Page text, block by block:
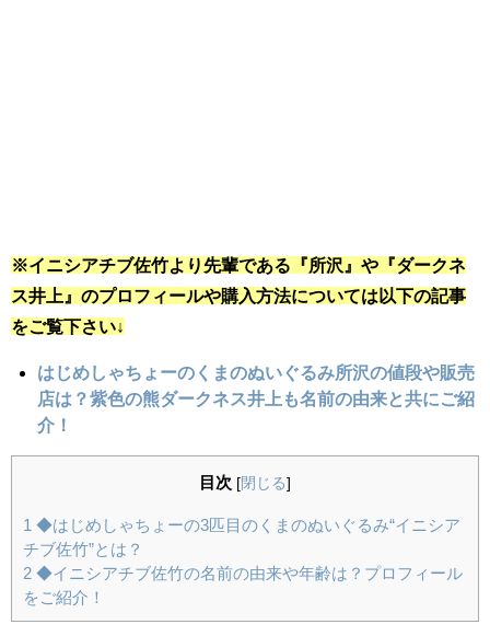
※イニシアチブ佐竹より先輩である『所沢』や『ダークネ
ス井上』のプロフィールや購入方法については以下の記事
をご覧下さい↓
はじめしゃちょーのくまのぬいぐるみ所沢の値段や販売
店は？紫色の熊ダークネス井上も名前の由来と共にご紹
介！
目次 [閉じる]
1 ◆はじめしゃちょーの3匹目のくまのぬいぐるみ“イニシア
チブ佐竹”とは？
2 ◆イニシアチブ佐竹の名前の由来や年齢は？プロフィール
をご紹介！